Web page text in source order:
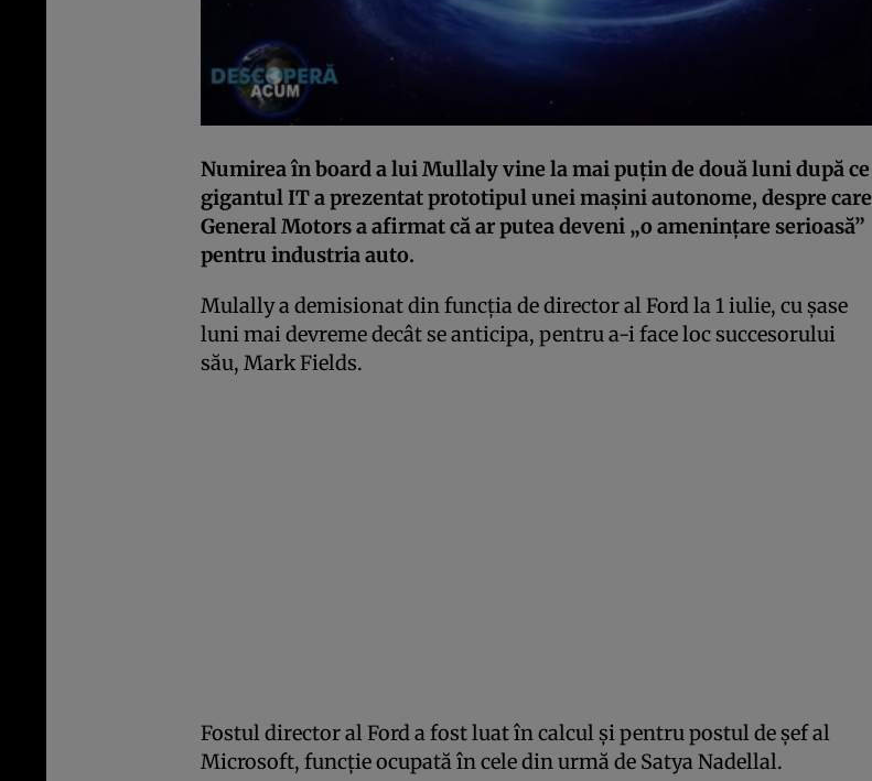
Numirea în board a lui Mullaly vine la mai puţin de două luni după ce
gigantul IT a prezentat prototipul unei maşini autonome, despre care
General Motors a afirmat că ar putea deveni „o ameninţare serioasă”
pentru industria auto.
Mulally a demisionat din funcţia de director al Ford la 1 iulie, cu şase
luni mai devreme decât se anticipa, pentru a-i face loc succesorului
său, Mark Fields.
Fostul director al Ford a fost luat în calcul şi pentru postul de şef al
Microsoft, funcţie ocupată în cele din urmă de Satya Nadellal.